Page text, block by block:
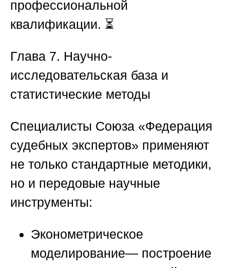
профессиональной
квалификации. ⏳
Глава 7. Научно-
исследовательская база и
статистические методы
Специалисты Союза «Федерация
судебных экспертов» применяют
не только стандартные методики,
но и передовые научные
инструменты:
Эконометрическое
моделирование— построение